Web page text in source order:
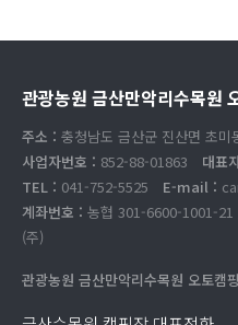
관광농원 금산만악리수목원
주소 : 충청남도 금산군 진산면 초
사업자번호 : 852-88-01863 대표
TEL : 041-752-5525 E-mail :
계좌번호 : 농협 301-6600-1001-21
(주)
관광농원 금산만악리수목원 오토캠